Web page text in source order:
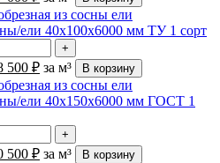
ели 40х100х6000 мм ТУ 1 сорт
+
500 ₽ за м³ В корзину
ели 40х150х6000 мм ГОСТ 1
+
500 ₽ за м³ В корзину